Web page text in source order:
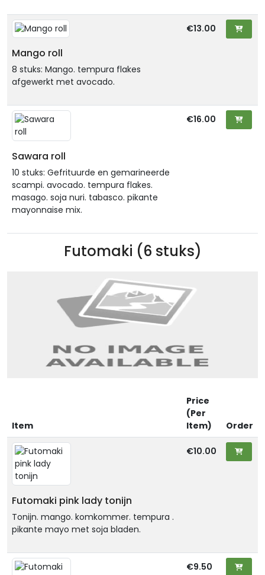
Mango roll
8 stuks: Mango. tempura flakes
afgewerkt met avocado.
€13.00
Sawara roll
10 stuks: Gefrituurde en gemarineerde
scampi. avocado. tempura flakes.
masago. soja nuri. tabasco. pikante
mayonnaise mix.
€16.00
Futomaki (6 stuks)
Item
Price
(Per
Item)
Order
Futomaki pink lady tonijn
Tonijn. mango. komkommer. tempura .
pikante mayo met soja bladen.
€10.00
€9.50